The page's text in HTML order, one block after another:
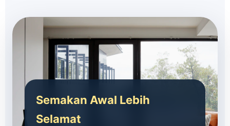
Semakan Awal Lebih
Selamat